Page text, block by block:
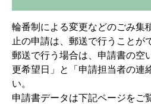
輪番制による変更などのごみ集
止の申請は、郵送で行うことが
郵送で行う場合は、申請書の空
更希望日」と「申請担当者の連
い。
申請書データは下記ページをご